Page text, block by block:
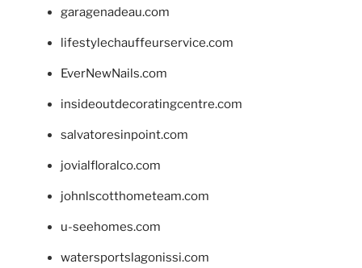
garagenadeau.com
lifestylechauffeurservice.com
EverNewNails.com
insideoutdecoratingcentre.com
salvatoresinpoint.com
jovialfloralco.com
johnlscotthometeam.com
u-seehomes.com
watersportslagonissi.com